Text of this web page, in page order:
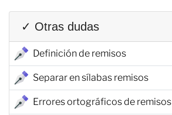
✓ Otras dudas
Definición de remisos
Separar en sílabas remisos
Errores ortográficos de remisos